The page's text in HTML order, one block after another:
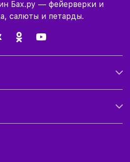
Бах.ру — фейерверки и
салюты и петарды.